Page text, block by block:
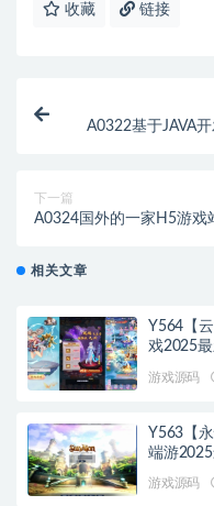
收藏 链接
A0322基于JAVA
下一篇
A0324国外的一家H5游戏
相关文章
Y564【
戏2025
游戏源码
Y563【
端游
游戏源码